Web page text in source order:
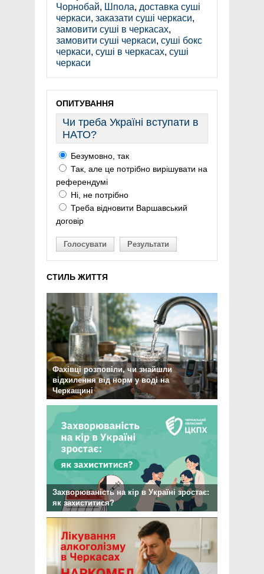
Чорнобай, Шпола, доставка суші
черкаси, заказати суші черкаси,
замовити суші в черкасах,
замовити суші черкаси, суші бокс
черкаси, суші в черкасах, суші
черкаси
ОПИТУВАННЯ
Чи треба Україні вступати в
НАТО?
Безумовно, так
Так, але це потрібно вирішувати на
референдумі
Ні, не потрібно
Треба відновити Варшавський
договір
Голосувати Результати
СТИЛЬ ЖИТТЯ
Фахівці розповіли, чи знайшли
відхилення від норм у воді на
Черкащині
Захворюваність на кір в Україні зростає:
як захиститися?